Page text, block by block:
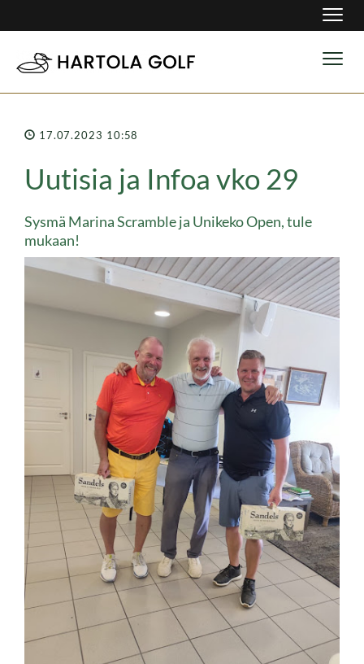
17.07.2023 10:58
Uutisia ja Infoa vko 29
Sysmä Marina Scramble ja Unikeko Open, tule
mukaan!